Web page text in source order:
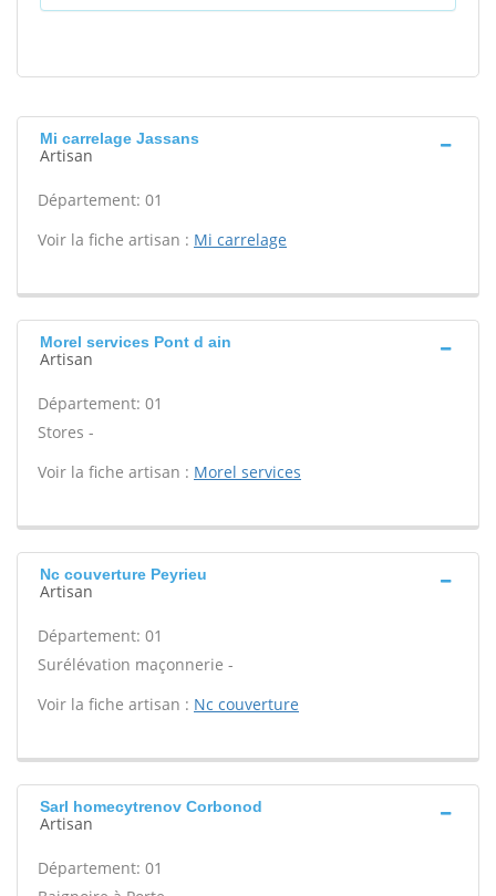
Mi carrelage Jassans
Artisan
Département: 01
Voir la fiche artisan : Mi carrelage
Morel services Pont d ain
Artisan
Département: 01
Stores -
Voir la fiche artisan : Morel services
Nc couverture Peyrieu
Artisan
Département: 01
Surélévation maçonnerie -
Voir la fiche artisan : Nc couverture
Sarl homecytrenov Corbonod
Artisan
Département: 01